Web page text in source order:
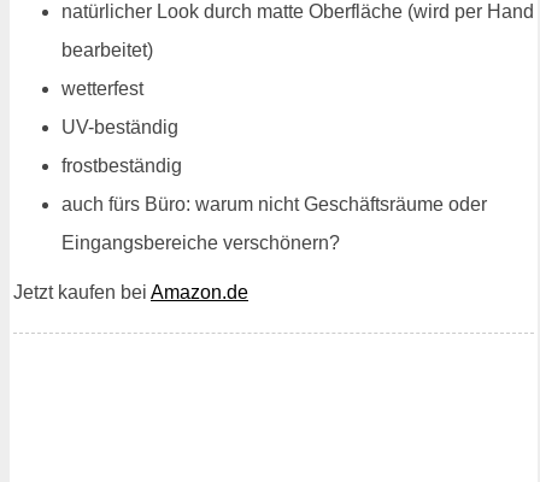
natürlicher Look durch matte Oberfläche (wird per Hand
bearbeitet)
wetterfest
UV-beständig
frostbeständig
auch fürs Büro: warum nicht Geschäftsräume oder
Eingangsbereiche verschönern?
Jetzt kaufen bei Amazon.de